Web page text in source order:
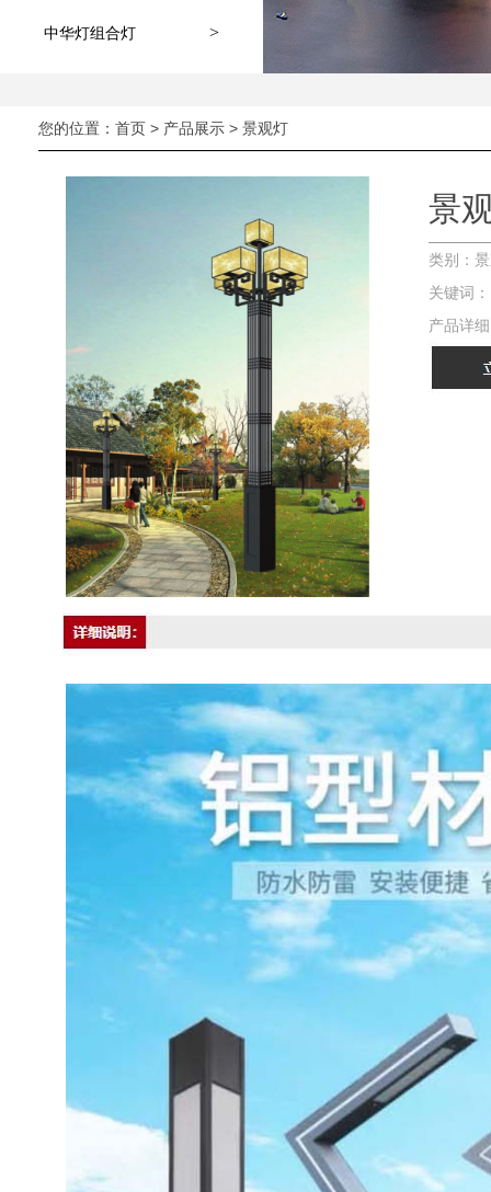
中华灯组合灯 >
您的位置： 首页 > 产品展示 > 景观灯
景
类别：
关键词：
产品详